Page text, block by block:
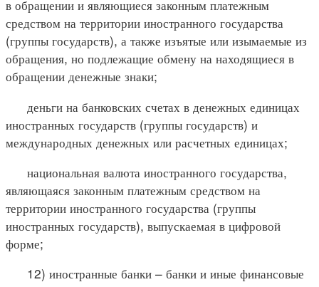
в обращении и являющиеся законным платежным
средством на территории иностранного государства
(группы государств), а также изъятые или изымаемые из
обращения, но подлежащие обмену на находящиеся в
обращении денежные знаки;
деньги на банковских счетах в денежных единицах
иностранных государств (группы государств) и
международных денежных или расчетных единицах;
национальная валюта иностранного государства,
являющаяся законным платежным средством на
территории иностранного государства (группы
иностранных государств), выпускаемая в цифровой
форме;
12) иностранные банки – банки и иные финансовые